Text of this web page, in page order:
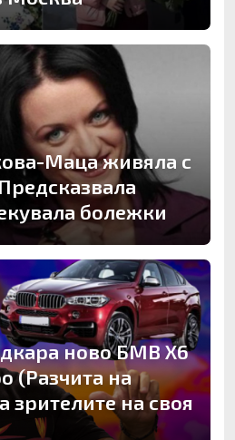
Маца живяла с
болежки
ново БМВ Х6
(Разчита на
зрителите на своя